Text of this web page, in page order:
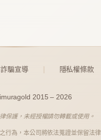
詐騙宣導 隱私權條款
2015 – 2026
保護，未經授權請勿轉載或使用。
行為，本公司將依法蒐證並保留法律